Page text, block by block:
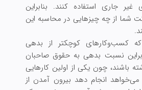
جاری استفاده کنند. بنابراین
شما از چه چیزهایی در محاسبه این
کسب‌وکارهای کوچکتر از بدهی
نسبت بدهی به حقوق صاحبان
باشند، چون یکی از اولین کارهایی
می‌خواهد انجام دهد بیرون آمدن از